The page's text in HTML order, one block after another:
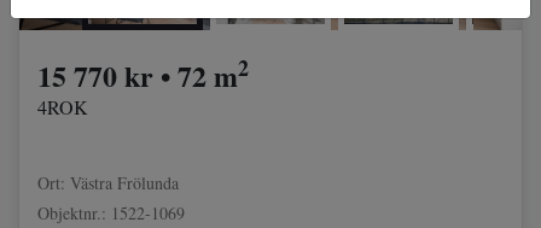
15 770 kr • 72 m2
4ROK
Ort: Västra Frölunda
Objektnr.: 1522-1069